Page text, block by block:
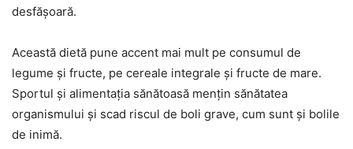
desfășoară.
Această dietă pune accent mai mult pe consumul de
legume și fructe, pe cereale integrale și fructe de mare.
Sportul și alimentația sănătoasă mențin sănătatea
organismului și scad riscul de boli grave, cum sunt și bolile
de inimă.